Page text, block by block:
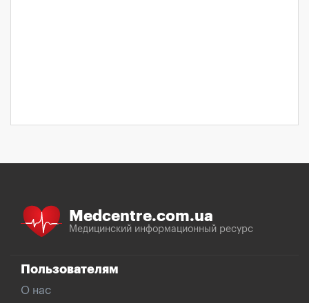
Medcentre.com.ua
Медицинский информационный ресурс
Пользователям
О нас